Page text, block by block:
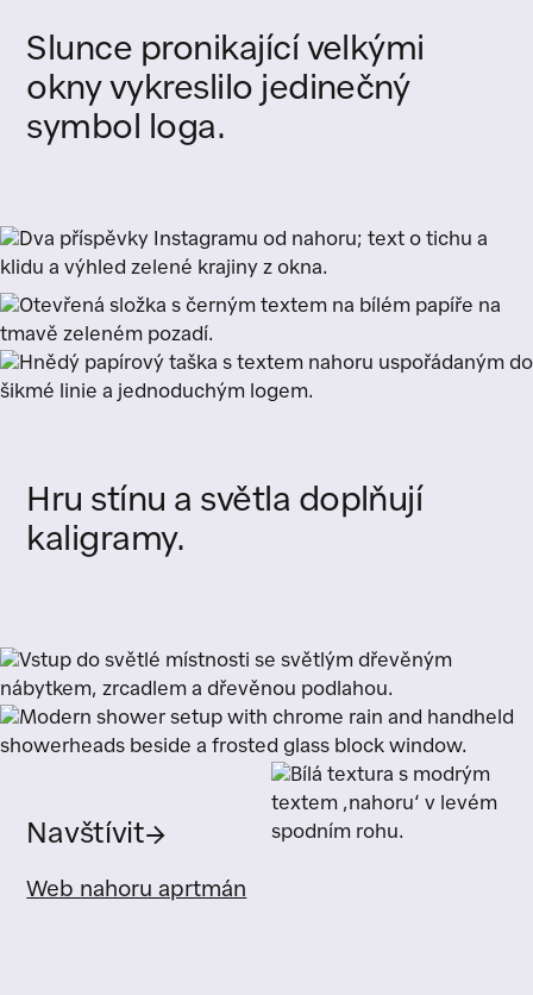
Slunce pronikající velkými
okny vykreslilo jedinečný
symbol loga.
Hru stínu a světla doplňují
kaligramy.
Navštívit→
Web nahoru aprtmán